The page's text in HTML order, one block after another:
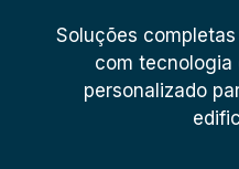
Soluções
com tecnologia
personalizado